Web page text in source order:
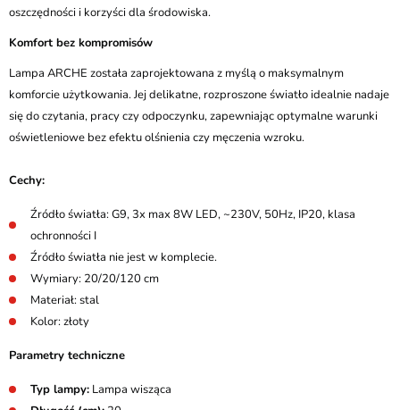
oszczędności i korzyści dla środowiska.
Komfort bez kompromisów
Lampa ARCHE została zaprojektowana z myślą o maksymalnym
komforcie użytkowania. Jej delikatne, rozproszone światło idealnie nadaje
się do czytania, pracy czy odpoczynku, zapewniając optymalne warunki
oświetleniowe bez efektu olśnienia czy męczenia wzroku.
Cechy:
Źródło światła: G9, 3x max 8W LED, ~230V, 50Hz, IP20, klasa
ochronności I
Źródło światła nie jest w komplecie.
Wymiary: 20/20/120 cm
Materiał: stal
Kolor: złoty
Parametry techniczne
Typ lampy: Lampa wisząca